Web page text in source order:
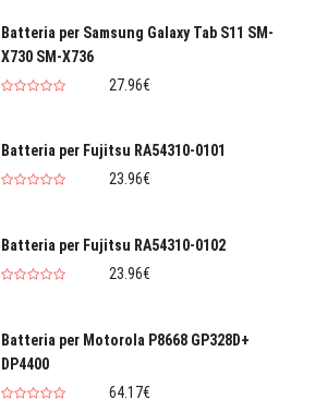
Batteria per Samsung Galaxy Tab S11 SM-
X730 SM-X736
27.96€
Batteria per Fujitsu RA54310-0101
23.96€
Batteria per Fujitsu RA54310-0102
23.96€
Batteria per Motorola P8668 GP328D+
DP4400
64.17€